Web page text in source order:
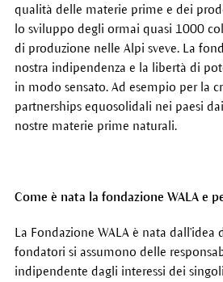
qualità delle materie prime e dei
lo sviluppo degli ormai quasi 1000
di produzione nelle Alpi sveve. La
nostra indipendenza e la libertà di
in modo sensato. Ad esempio per la
partnerships equosolidali nei paesi
nostre materie prime naturali.
Come è nata la fondazione WALA e
La Fondazione WALA è nata
fondatori si assumono delle
indipendente dagli interessi dei